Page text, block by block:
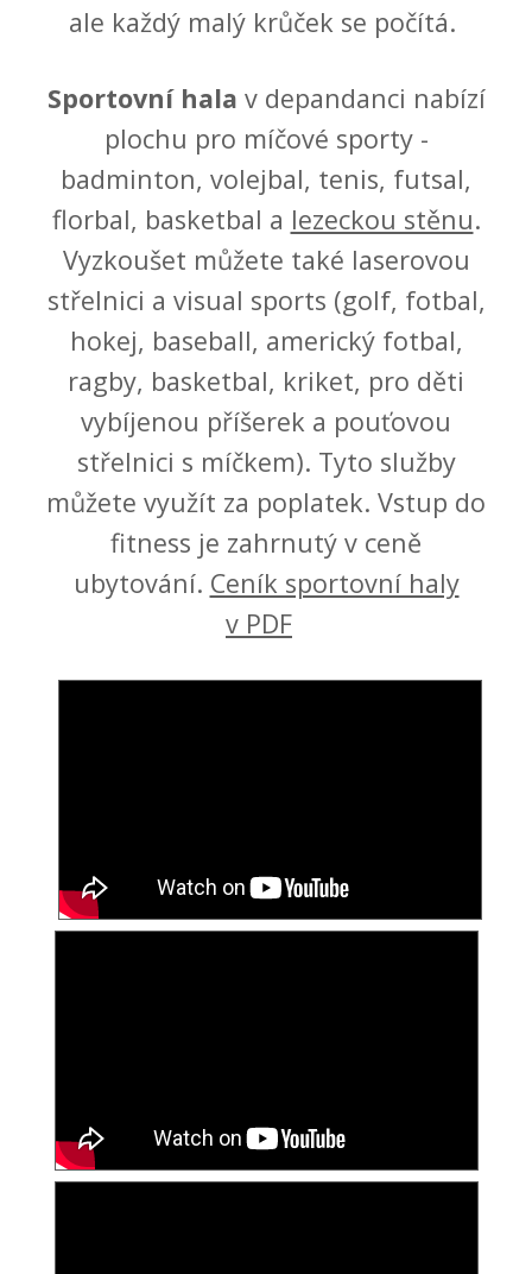
ale každý malý krůček se počítá.
Sportovní hala v depandanci nabízí
plochu pro míčové sporty -
badminton, volejbal, tenis, futsal,
florbal, basketbal a lezeckou stěnu.
Vyzkoušet můžete také laserovou
střelnici a visual sports (golf, fotbal,
hokej, baseball, americký fotbal,
ragby, basketbal, kriket, pro děti
vybíjenou příšerek a pouťovou
střelnici s míčkem). Tyto služby
můžete využít za poplatek. Vstup do
fitness je zahrnutý v ceně
ubytování. Ceník sportovní haly
v PDF